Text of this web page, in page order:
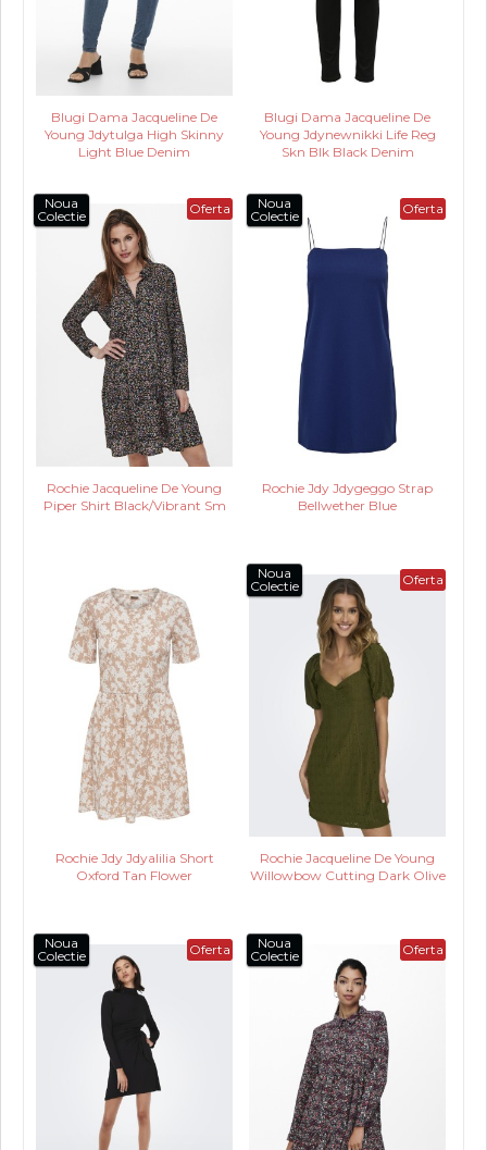
Blugi Dama Jacqueline De
Young Jdytulga High Skinny
Light Blue Denim
Blugi Dama Jacqueline De
Young Jdynewnikki Life Reg
Skn Blk Black Denim
Oferta
Noua
Colectie
Rochie Jacqueline De Young
Piper Shirt Black/Vibrant Sm
Oferta
Noua
Colectie
Rochie Jdy Jdygeggo Strap
Bellwether Blue
Rochie Jdy Jdyalilia Short
Oxford Tan Flower
Oferta
Noua
Colectie
Rochie Jacqueline De Young
Willowbow Cutting Dark Olive
Oferta
Noua
Colectie
Oferta
Noua
Colectie